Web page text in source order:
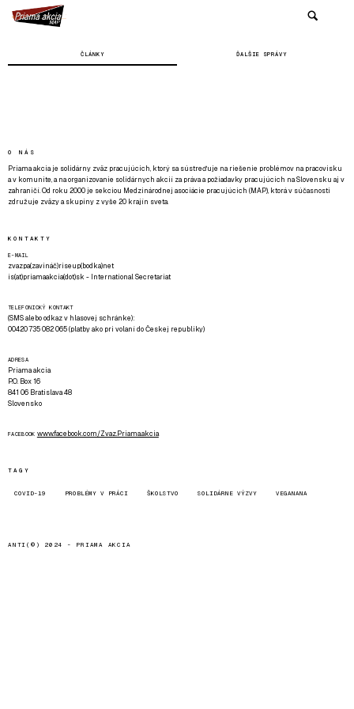
ČLÁNKY ĎALŠIE SPRÁVY
O NÁS
Priama akcia je solidárny zväz pracujúcich, ktorý sa sústreďuje na riešenie problémov na pracovisku
a v komunite, a na organizovanie solidárnych akcií za práva a požiadavky pracujúcich na Slovensku aj v
zahraničí. Od roku 2000 je sekciou Medzinárodnej asociácie pracujúcich (MAP), ktorá v súčasnosti
združuje zväzy a skupiny z vyše 20 krajín sveta.
KONTAKTY
E-MAIL
zvazpa(zavináč)riseup(bodka)net
is(at)priamaakcia(dot)sk - International Secretariat
TELEFONICKÝ KONTAKT
(SMS alebo odkaz v hlasovej schránke):
00420 735 082 065 (platby ako pri volaní do Českej republiky)
ADRESA
Priama akcia
P.O. Box 16
841 06 Bratislava 48
Slovensko
FACEBOOK www.facebook.com/Zvaz.Priama.akcia
TAGY
COVID-19 PROBLÉMY V PRÁCI ŠKOLSTVO SOLIDÁRNE VÝZVY VEGANANA
ANTI(©) 2024 - PRIAMA AKCIA